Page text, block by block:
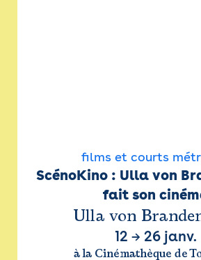
films et courts
ScénoKino : Ulla von
fait son
Ulla von
12 → 26 janv.
à la Cinémathèque de